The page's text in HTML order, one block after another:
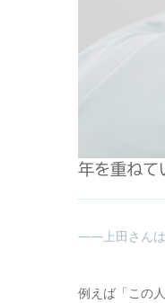
年を重ねて
――上田さんは
例えば「この